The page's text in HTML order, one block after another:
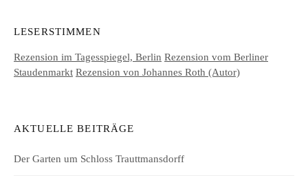
LESERSTIMMEN
Rezension im Tagesspiegel, Berlin Rezension vom Berliner
Staudenmarkt Rezension von Johannes Roth (Autor)
AKTUELLE BEITRÄGE
Der Garten um Schloss Trauttmansdorff